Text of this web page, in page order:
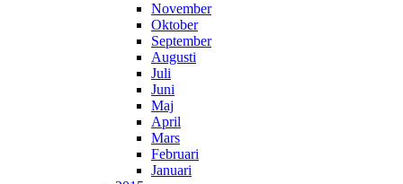
November
Oktober
September
Augusti
Juli
Juni
Maj
April
Mars
Februari
Januari